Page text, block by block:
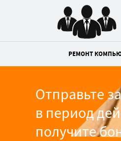
РЕМОНТ
Отправьте
в период
получите